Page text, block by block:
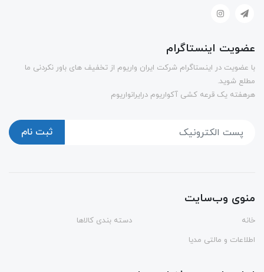
عضویت اینستاگرام
با عضویت در اینستاگرام شرکت ایران واریوم از تخفیف های باور نکردنی ما
مطلع شوید.
هرهفته یک قرعه کشی آکواریوم درایرانواریوم
ثبت نام
منوی وب‌سایت
خانه
دسته بندی کالاها
اطلاعات و مالتی مدیا